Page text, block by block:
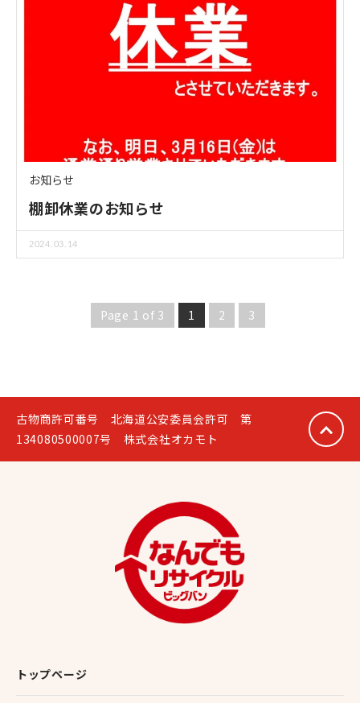
お知らせ
棚卸休業のお知らせ
2024.03.14
Page 1 of 3 1 2 3
古物商許可番号 北海道公安委員会許可 第
134080500007号 株式会社オカモト
トップページ